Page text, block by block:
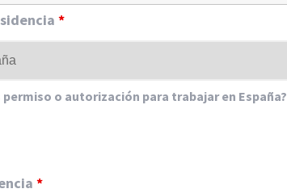
*
permiso o autorización para trabajar en España?
*